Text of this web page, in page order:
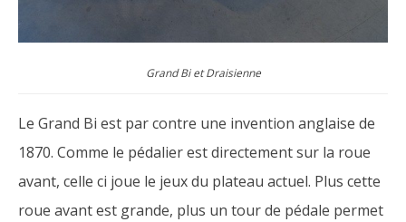
Grand Bi et Draisienne
Le Grand Bi est par contre une invention anglaise de
1870. Comme le pédalier est directement sur la roue
avant, celle ci joue le jeux du plateau actuel. Plus cette
roue avant est grande, plus un tour de pédale permet